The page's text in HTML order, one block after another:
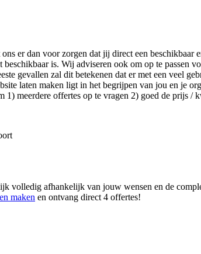
ons er dan voor zorgen dat jij direct een beschikbaar
is. Wij adviseren ook om op te passen
gevallen zal dit betekenen dat er met een veel
laten maken ligt in het begrijpen van jou en je
meerdere offertes op te vragen 2) goed de prijs /
volledig afhankelijk van jouw wensen en de
maken en ontvang direct 4 offertes!